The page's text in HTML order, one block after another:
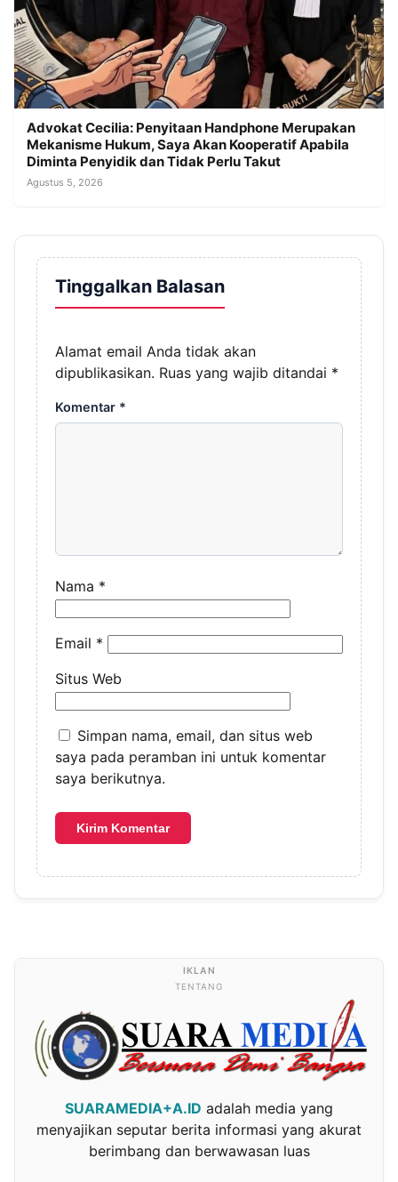
Advokat Cecilia: Penyitaan Handphone Merupakan
Mekanisme Hukum, Saya Akan Kooperatif Apabila
Diminta Penyidik dan Tidak Perlu Takut
Agustus 5, 2026
Tinggalkan Balasan
Alamat email Anda tidak akan
dipublikasikan. Ruas yang wajib ditandai *
Komentar *
Nama *
Email *
Situs Web
Simpan nama, email, dan situs web
saya pada peramban ini untuk komentar
saya berikutnya.
TENTANG
SUARAMEDIA+A.ID adalah media yang
menyajikan seputar berita informasi yang akurat
berimbang dan berwawasan luas